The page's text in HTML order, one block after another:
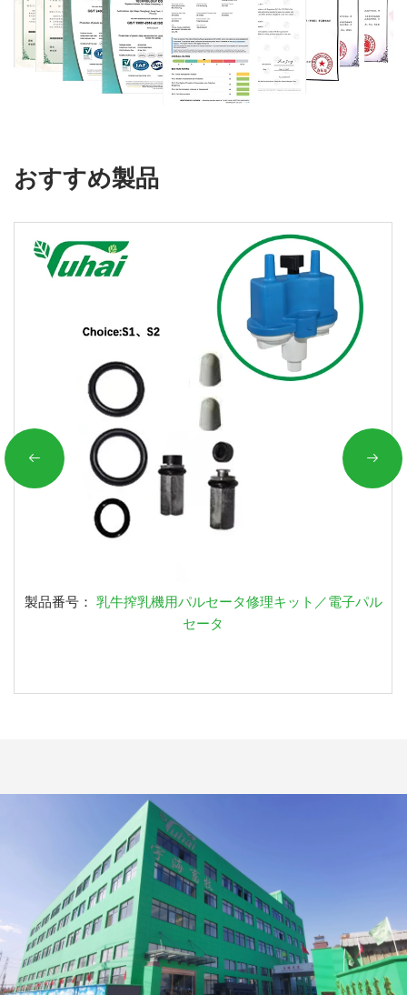
おすすめ製品
製品番号： 乳牛搾乳機用パルセータ修理キット／電子パル
セータ